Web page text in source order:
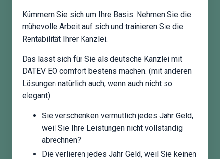
Kümmern Sie sich um Ihre Basis. Nehmen Sie die
mühevolle Arbeit auf sich und trainieren Sie die
Rentabilität Ihrer Kanzlei.
Das lässt sich für Sie als deutsche Kanzlei mit
DATEV EO comfort bestens machen. (mit anderen
Lösungen natürlich auch, wenn auch nicht so
elegant)
Sie verschenken vermutlich jedes Jahr Geld,
weil Sie Ihre Leistungen nicht vollständig
abrechnen?
Die verlieren jedes Jahr Geld, weil Sie keinen